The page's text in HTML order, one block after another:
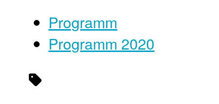
Programm
Programm 2020